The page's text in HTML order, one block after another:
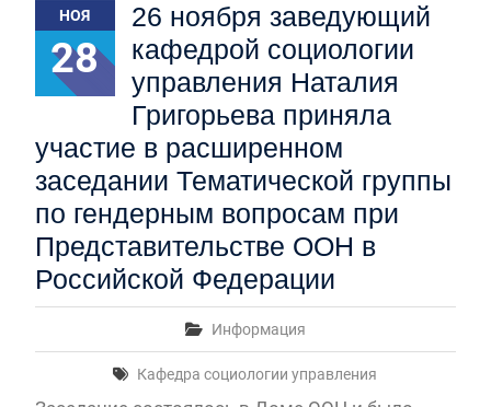
НОЯ
28
26 ноября заведующий
кафедрой социологии
управления Наталия
Григорьева приняла
участие в расширенном
заседании Тематической группы
по гендерным вопросам при
Представительстве ООН в
Российской Федерации
Информация
Кафедра социологии управления